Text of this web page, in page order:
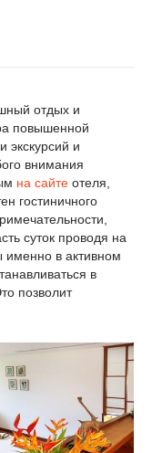
отдых и
повышенной
и
внимания
на сайте отеля,
гостиничного
суток проводя на
именно в активном
в
позволит